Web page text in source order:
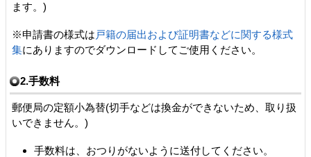
ます。)
※申請書の様式は 戸籍の届出および証明書などに関する様式
集にありますのでダウンロードしてご使用ください。
2.手数料
郵便局の定額小為替(切手などは換金ができないため、取り扱
いできません。)
手数料は、おつりがないように送付してください。